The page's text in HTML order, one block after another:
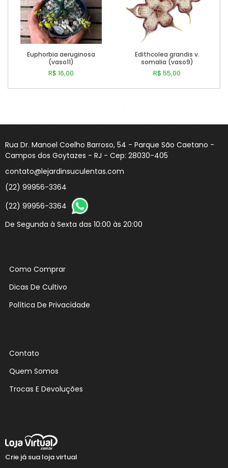
Euphorbia aeruginosa
(vaso11)
R$ 16,00
Edithcolea grandis v.
somalia (vaso9)
R$ 55,00
Rua Dr. Manoel Coelho Barroso, 54 - Parque São Caetano -
Campos dos Goytazes - RJ - Cep: 28030-405
contato@lejardinsuculentas.com
(22) 99956-3364
(22) 99956-3364
De Segunda à Sexta das 10:00 às 20:00
Como Comprar
Dicas De Cultivo
Política De Privacidade
Contato
Quem Somos
Trocas E Devoluções
Crie já sua loja virtual